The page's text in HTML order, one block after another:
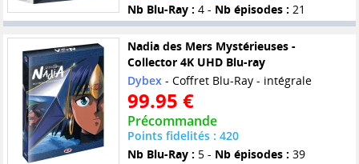
Nb Blu-Ray : 4 - Nb épisodes : 21
Nadia des Mers Mystérieuses -
Collector 4K UHD Blu-ray
Dybex- Coffret Blu-Ray - intégrale
99.95 €
Précommande
Points fidelités : 420
Nb Blu-Ray : 5 - Nb épisodes : 39